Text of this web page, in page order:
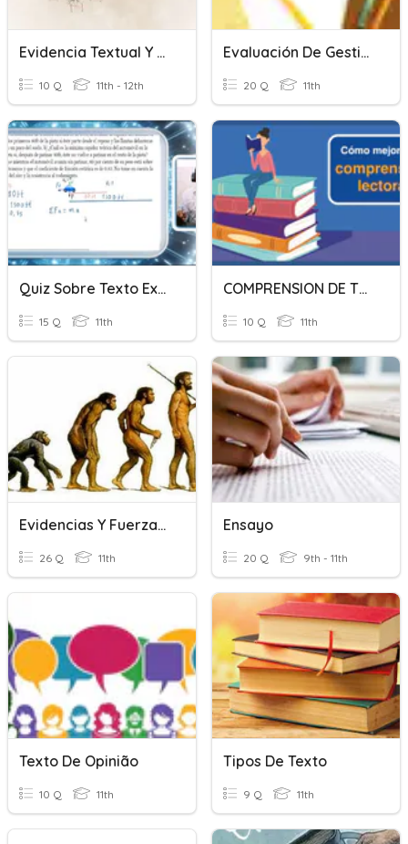
Evidencia Textual Y Escribir Un Buen Resumen
10 Q 11th - 12th
Evaluación De Gestión De Archivos De Texto
20 Q 11th
Quiz Sobre Texto Expositivo
15 Q 11th
COMPRENSION DE TEXTOS 1º
10 Q 11th
Evidencias Y Fuerzas Elementales De La Evolución
26 Q 11th
Ensayo
20 Q 9th - 11th
Texto De Opinião
10 Q 11th
Tipos De Texto
9 Q 11th